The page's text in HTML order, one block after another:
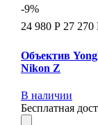
-9%
24 980 Р 27 270
Объектив
Nikon Z
В наличии
Бесплатная